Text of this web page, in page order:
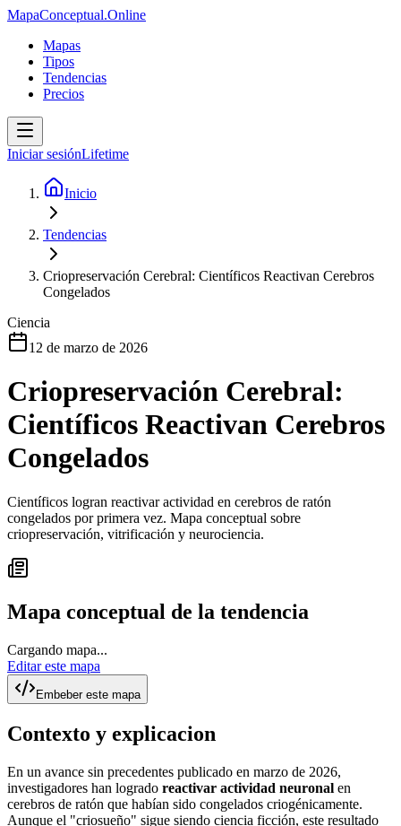
MapaConceptual.Online
Mapas
Tipos
Tendencias
Precios
Iniciar sesiónLifetime
Inicio
Tendencias
Criopreservación Cerebral: Científicos Reactivan Cerebros
Congelados
Ciencia
12 de marzo de 2026
Criopreservación Cerebral:
Científicos Reactivan Cerebros
Congelados
Científicos logran reactivar actividad en cerebros de ratón
congelados por primera vez. Mapa conceptual sobre
criopreservación, vitrificación y neurociencia.
Mapa conceptual de la tendencia
Cargando mapa...
Editar este mapa
Embeber este mapa
Contexto y explicacion
En un avance sin precedentes publicado en marzo de 2026,
investigadores han logrado reactivar actividad neuronal en
cerebros de ratón que habían sido congelados criogénicamente.
Aunque el "criosueño" sigue siendo ciencia ficción, este resultado